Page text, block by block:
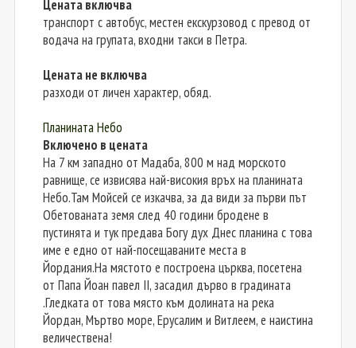
Цената включва
транспорт с автобус, местен екскурзовод с превод от
водача на групата, входни такси в Петра.
Цената не включва
разходи от личен характер, обяд.
Планината Небо
Включено в цената
На 7 км западно от Мадаба, 800 м над морското
равнище, се извисява най-високия връх на планината
Небо.Там Мойсей се изкачва, за да види за първи път
Обетованата земя след 40 години бродене в
пустинята и тук предава Богу дух Днес планина с това
име е едно от най-посещаваните места в
Йордания.На мястото е построена църква, посетена
от Папа Йоан павел II, засадил дърво в градината
.Гледката от това място към долината на река
Йордан, Мъртво море, Ерусалим и Витлеем, е наистина
величествена!